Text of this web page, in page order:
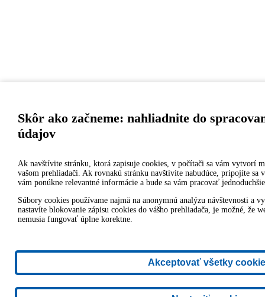
Skôr ako začneme: nahliadnite do
údajov
Ak navštívite stránku, ktorá zapisuje cookies, v počítači sa vám vytvorí
vašom prehliadači. Ak rovnakú stránku navštívite nabudúce, pripojíte sa
vám ponúkne relevantné informácie a bude sa vám pracovať
Súbory cookies používame najmä na anonymnú analýzu návštevnosti a
nastavíte blokovanie zápisu cookies do vášho prehliadača, je možné, že
nemusia fungovať úplne korektne.
Akceptovať všetky